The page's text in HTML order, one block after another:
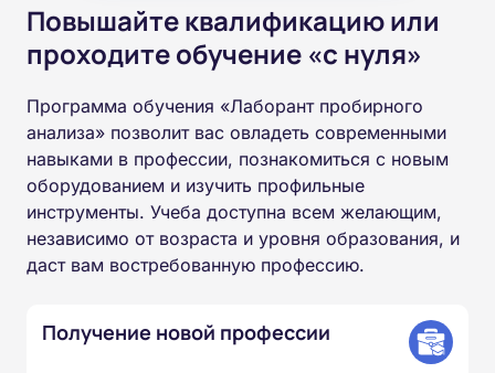
Повышайте квалификацию или
проходите обучение «с нуля»
Программа обучения «Лаборант пробирного
анализа» позволит вас овладеть современными
навыками в профессии, познакомиться с новым
оборудованием и изучить профильные
инструменты. Учеба доступна всем желающим,
независимо от возраста и уровня образования, и
даст вам востребованную профессию.
Получение новой профессии